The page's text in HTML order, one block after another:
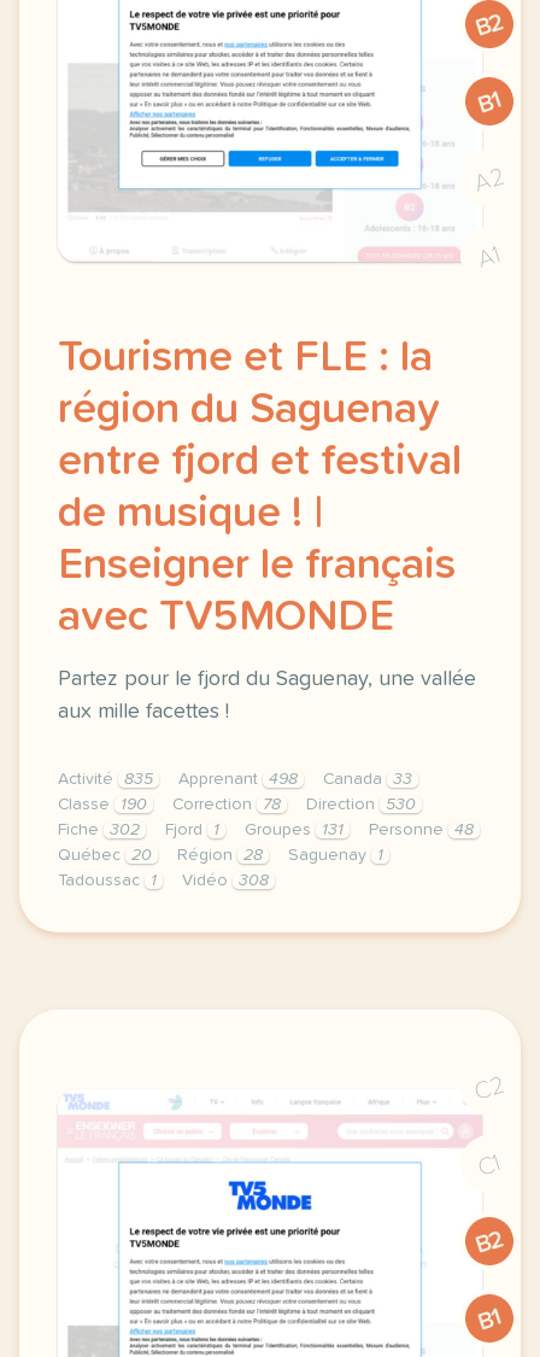
B2
B1
A2
A1
Tourisme et FLE : la
région du Saguenay
entre fjord et festival
de musique ! |
Enseigner le français
avec TV5MONDE
Partez pour le fjord du Saguenay, une vallée
aux mille facettes !
Activité 835 Apprenant 498 Canada
33
Classe
190 Correction 78 Direction
530
Fiche
302 Fjord 1 Groupes 131 Personne
48
Québec
20 Région 28 Saguenay
1
Tadoussac
1 Vidéo 308
didomi host didomi components button cursor
C2
C1
B2
B1